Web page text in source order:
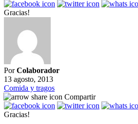
Gracias!
PorColaborador
13 agosto, 2013
Comida y tragos
Compartir
Gracias!